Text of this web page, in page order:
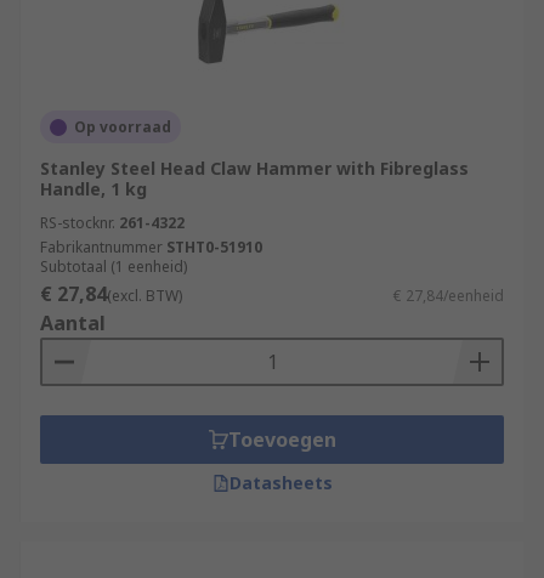
Op voorraad
Stanley Steel Head Claw Hammer with Fibreglass
Handle, 1 kg
RS-stocknr. 261-4322
Fabrikantnummer STHT0-51910
Subtotaal (1 eenheid)
€ 27,84(excl. BTW) € 27,84/eenheid
Aantal
Toevoegen
Datasheets